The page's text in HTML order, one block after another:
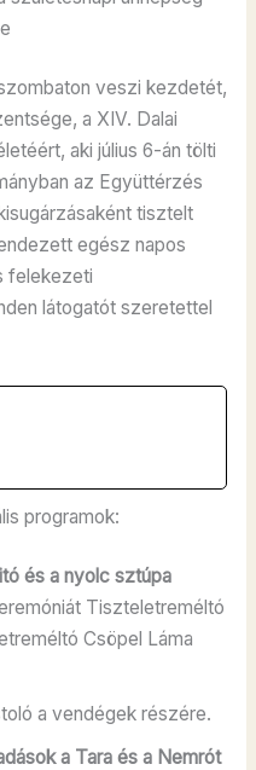
veszi kezdetét,
a XIV. Dalai
aki július 6-án tölti
az Együttérzés
tisztelt
egész napos
felekezeti
látogatót szeretettel
programok:
és a nyolc sztúpa
Tiszteletreméltó
Csöpel Láma
a vendégek részére.
a Tara és a Nemrót